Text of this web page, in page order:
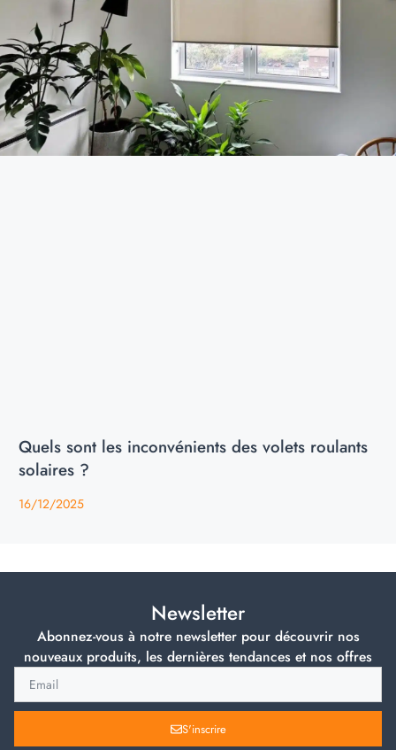
Quels sont les inconvénients des volets roulants
solaires ?
16/12/2025
Newsletter
Abonnez-vous à notre newsletter pour découvrir nos
nouveaux produits, les dernières tendances et nos offres
S'inscrire